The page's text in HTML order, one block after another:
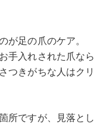
が足の爪のケア。
手入れされた爪なら
つきがちな人はクリ
所ですが、見落とし